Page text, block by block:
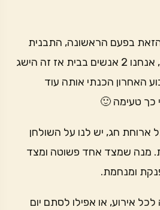
בפעם הראשונה, התבנית
חוסלה באותו היום. והיי, אנחנו 2 אנשים בבית אז זה הישג
האחרון הכנתי אותה עוד
כך טעימה 🙂
ארוחת חג, יש לנו על השולחן
מנה שמצד אחד פשוטה ומצד
ומנחמת.
אירוע, או אפילו לסתם יום